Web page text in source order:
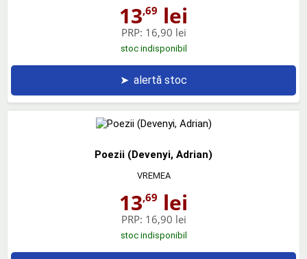
13,69 lei
PRP: 16,90 lei
stoc indisponibil
➤ alertă stoc
Poezii (Devenyi, Adrian)
VREMEA
13,69 lei
PRP: 16,90 lei
stoc indisponibil